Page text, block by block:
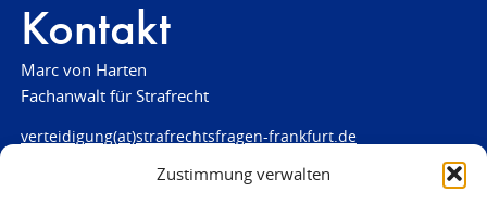
Zustimmung verwalten
Kontakt
Marc von Harten
Fachanwalt für Strafrecht
verteidigung(at)strafrechtsfragen-frankfurt.de
www.strafrechtsfragen-frankfurt.de